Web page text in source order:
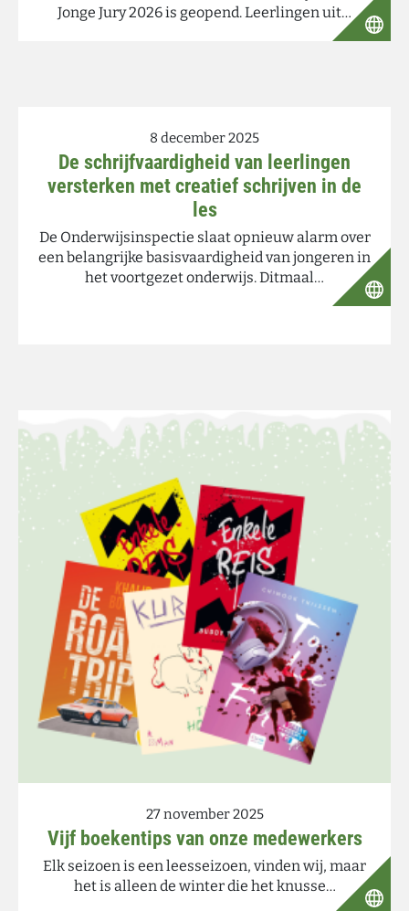
Jonge Jury 2026 is geopend. Leerlingen uit…
8 december 2025
De schrijfvaardigheid van leerlingen
versterken met creatief schrijven in de
les
De Onderwijsinspectie slaat opnieuw alarm over
een belangrijke basisvaardigheid van jongeren in
het voortgezet onderwijs. Ditmaal…
27 november 2025
Vijf boekentips van onze medewerkers
Elk seizoen is een leesseizoen, vinden wij, maar
het is alleen de winter die het knusse…